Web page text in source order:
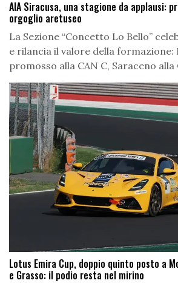
AIA Siracusa, una stagione da applausi:
orgoglio aretuseo
La Sezione “Concetto Lo Bello”
e rilancia il valore della formazione:
promosso alla CAN C, Saraceno alla
Lotus Emira Cup, doppio quinto posto a
e Grasso: il podio resta nel mirino